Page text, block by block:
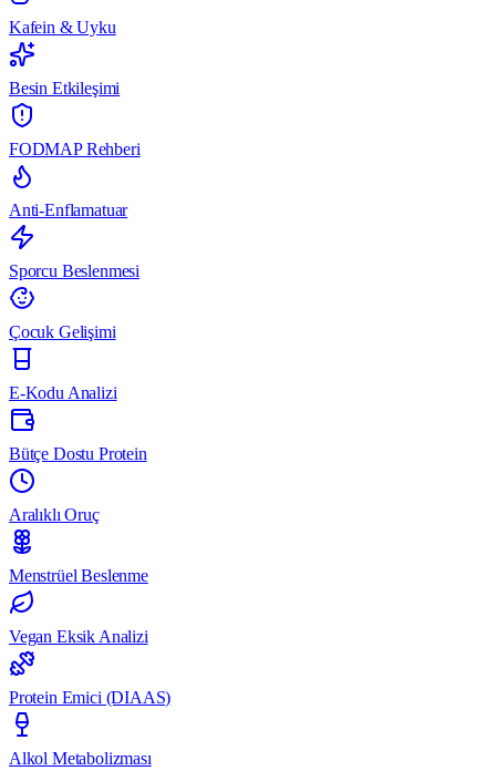
Kafein & Uyku
Besin Etkileşimi
FODMAP Rehberi
Anti-Enflamatuar
Sporcu Beslenmesi
Çocuk Gelişimi
E-Kodu Analizi
Bütçe Dostu Protein
Aralıklı Oruç
Menstrüel Beslenme
Vegan Eksik Analizi
Protein Emici (DIAAS)
Alkol Metabolizması